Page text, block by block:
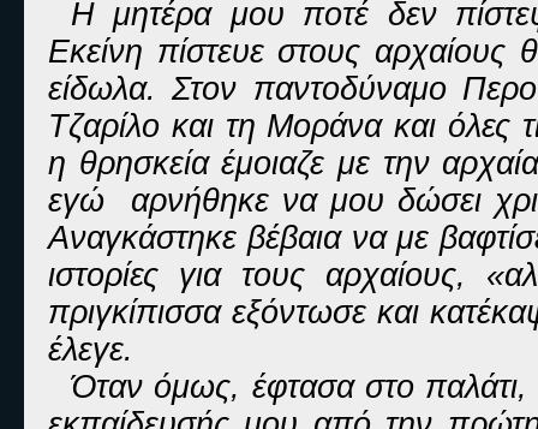
Η μητέρα μου ποτέ δεν
Εκείνη πίστευε στους αρχαίους
είδωλα. Στον παντοδύναμο
Τζαρίλο και τη Μοράνα και όλες
η θρησκεία έμοιαζε με την
εγώ αρνήθηκε να μου δώσει
Αναγκάστηκε βέβαια να με
ιστορίες για τους αρχαίους,
πριγκίπισσα εξόντωσε και
έλεγε.
Όταν όμως, έφτασα στο